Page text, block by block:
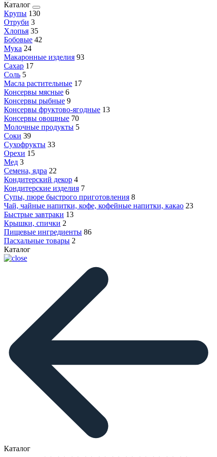
Каталог
Крупы 130
Отруби 3
Хлопья 35
Бобовые 42
Мука 24
Макаронные изделия 93
Сахар 17
Соль 5
Масла растительные 17
Консервы мясные 6
Консервы рыбные 9
Консервы фруктово-ягодные 13
Консервы овощные 70
Молочные продукты 5
Соки 39
Сухофрукты 33
Орехи 15
Мед 3
Семена, ядра 22
Кондитерский декор 4
Кондитерские изделия 7
Супы, пюре быстрого приготовления 8
Чай, чайные напитки, кофе, кофейные напитки, какао 23
Быстрые завтраки 13
Крышки, спички 2
Пищевые ингредиенты 86
Пасхальные товары 2
Каталог
Каталог